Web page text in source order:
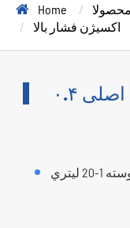
Home محصولا
اکسیژن فشار بالا
ليتري